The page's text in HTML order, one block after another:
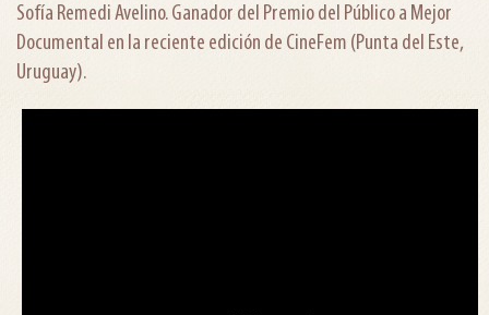
Sofía Remedi Avelino. Ganador del Premio del Público a Mejor
Documental en la reciente edición de CineFem (Punta del Este,
Uruguay).